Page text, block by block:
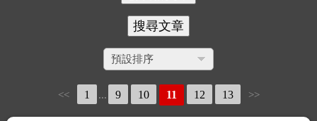
<< 1 ... 9 10 11 12 13 >>